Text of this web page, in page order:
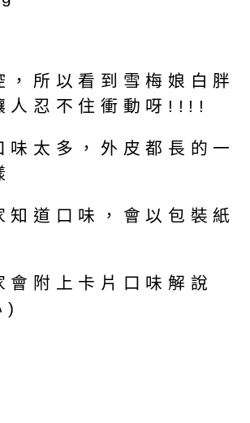
，所以看到雪梅娘白胖
人忍不住衝動呀!!!!
味太多，外皮都長的一
知道口味，會以包裝紙
會附上卡片口味解說
)